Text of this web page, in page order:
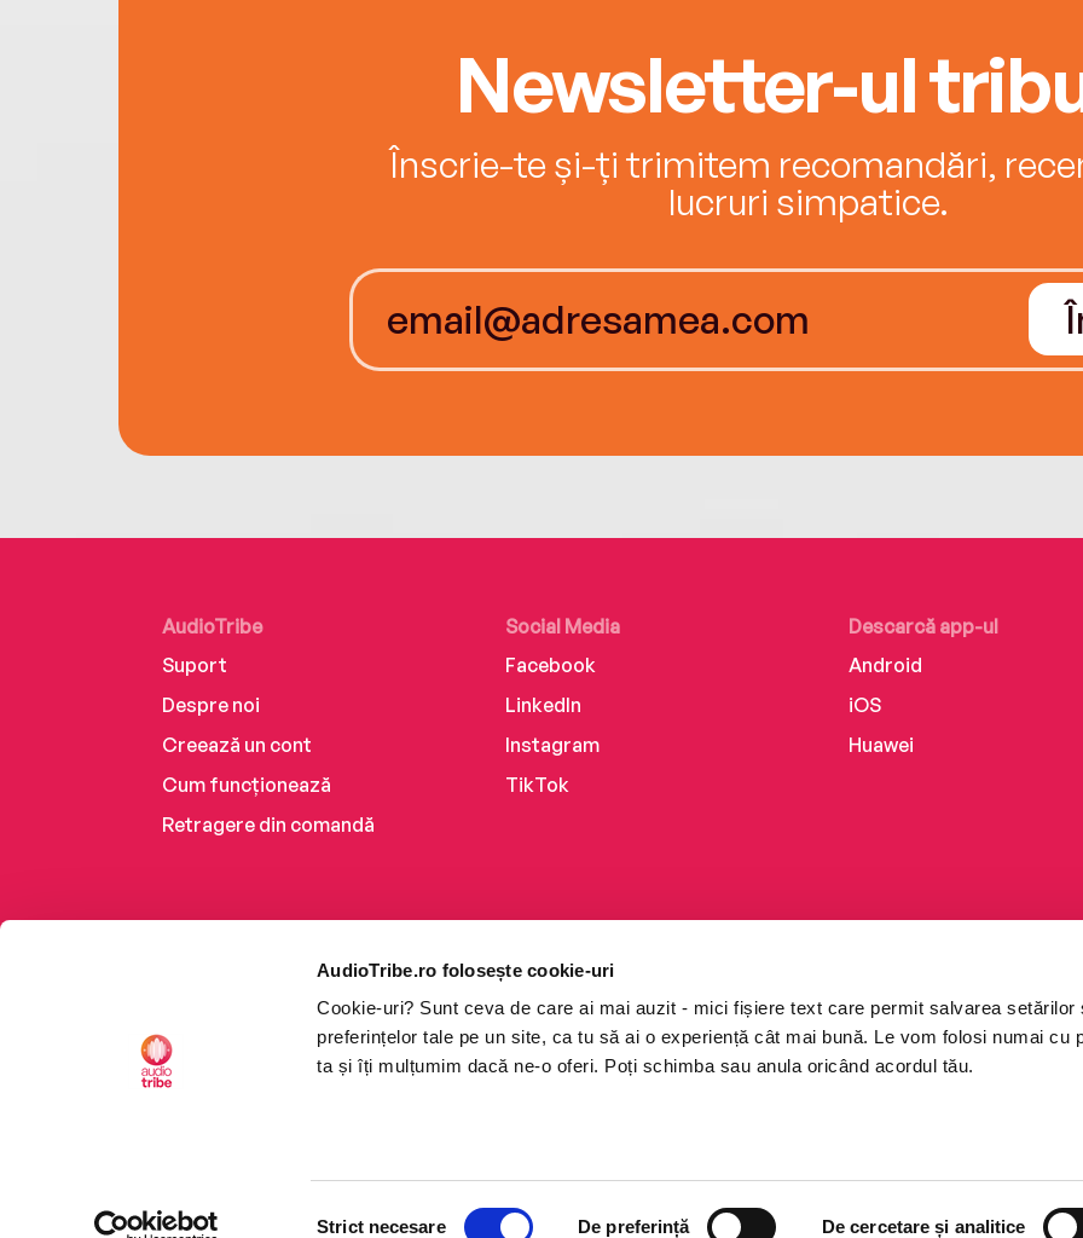
AudioTribe.ro folosește cookie-uri
Cookie-uri? Sunt ceva de care ai mai auzit - mici fișiere text care permit salvarea setărilor
preferințelor tale pe un site, ca tu să ai o experiență cât mai bună. Le vom folosi numai cu
ta și îți mulțumim dacă ne-o oferi. Poți schimba sau anula oricând acordul tău.
Strict necesare De preferință De cercetare și analitice
Newsletter-ul
Înscrie-te și-ți trimitem recomandări,
lucruri simpatice.
AudioTribe
Suport
Despre noi
Creează un cont
Cum funcționează
Retragere din comandă
Social Media
Facebook
LinkedIn
Instagram
TikTok
Descarcă app-ul
Android
iOS
Huawei
©2026 Nemo EPG SRL. Toate drepturile rezervate.